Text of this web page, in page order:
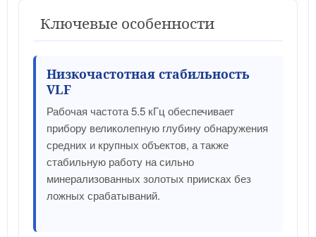
Ключевые особенности
Низкочастотная стабильность
VLF
Рабочая частота 5.5 кГц обеспечивает
прибору великолепную глубину обнаружения
средних и крупных объектов, а также
стабильную работу на сильно
минерализованных золотых приисках без
ложных срабатываний.